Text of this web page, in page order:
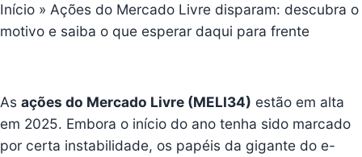
Início » Ações do Mercado Livre disparam: descubra o
motivo e saiba o que esperar daqui para frente
As ações do Mercado Livre (MELI34) estão em alta
em 2025. Embora o início do ano tenha sido marcado
por certa instabilidade, os papéis da gigante do e-